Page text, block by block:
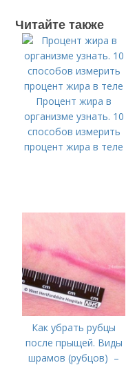
Читайте также
Процент жира в
организме узнать. 10
способов измерить
процент жира в теле
Как убрать рубцы
после прыщей. Виды
шрамов (рубцов) –